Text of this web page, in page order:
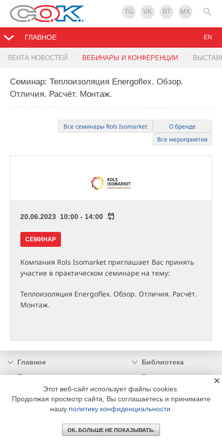
TG VK RT MX
ГЛАВНОЕ
ЛЕНТА НОВОСТЕЙ ВЕБИНАРЫ И КОНФЕРЕНЦИИ
EN
Семинар: Теплоизоляция Energoflex. Обзор.
Отличия. Расчёт. Монтаж.
Все семинары Rols Isomarket
О бренде
Все мероприятия
20.06.2023 10:00 - 14:00
СЕМИНАР
Компания Rols Isomarket приглашает Вас принять
участие в практическом семинаре на тему:
Теплоизоляция Energoflex. Обзор. Отличия. Расчёт.
Монтаж.
Главное
Библиотека
Подписка
Реклама
Информация
© 2002 - 2026 OOO Издательский дом «МЕДИА ТЕХНОЛОДЖИ» +7 (495) 665-00-
Этот веб-сайт использует файлы cookies.
Продолжая просмотр сайта, Вы соглашаетесь и принимаете
нашу политику конфиденциальности
ОК. БОЛЬШЕ НЕ ПОКАЗЫВАТЬ.
×